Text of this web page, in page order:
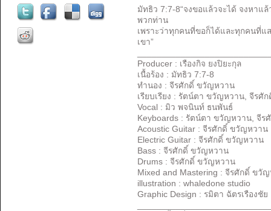
มัทธิว 7:7-8“จงขอแล้วจะได้ จงหาแ
พวกท่าน
เพราะว่าทุกคนที่ขอก็ได้และทุกคนที่แ
เขา”
Producer : เรืองกิจ ยงปิยะกุล
เนื้อร้อง : มัทธิว 7:7-8
ทำนอง : จีรศักดิ์ ขวัญหวาน
เรียบเรียง : รัตน์ตา ขวัญหวาน, จีรศั
Vocal : มิว พจนินท์ ธนพันธ์
Keyboards : รัตน์ตา ขวัญหวาน, จีร
Acoustic Guitar : จีรศักดิ์ ขวัญหวาน
Electric Guitar : จีรศักดิ์ ขวัญหวาน
Bass : จีรศักดิ์ ขวัญหวาน
Drums : จีรศักดิ์ ขวัญหวาน
Mixed and Mastering : จีรศักดิ์ ขวั
illustration : whaledone studio
Graphic Design : รมิตา ฉัตรเรืองชัย